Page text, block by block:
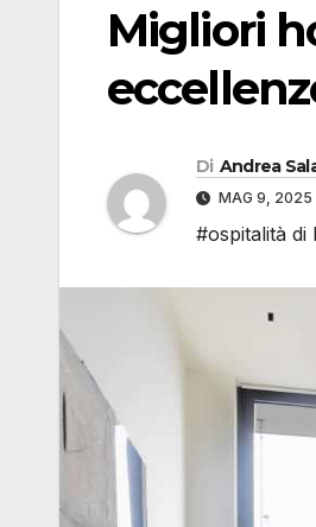
Migliori
Di Andrea
MAG 9, 2025
#ospitalità di